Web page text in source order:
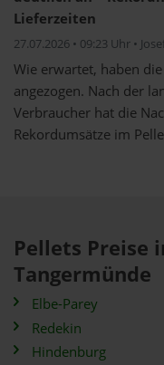
Lieferzeiten
27.07.2026 • 09:23 Uhr •
Wie erwartet, haben
angezogen. Nach der
Verbraucher hat die
Rekordumsätze im
Pellets Preise
Tangermünde
Elbe-Parey
Redekin
Hindenburg